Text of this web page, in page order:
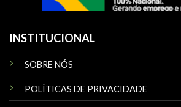
INSTITUCIONAL
SOBRE NÓS
POLÍTICAS DE PRIVACIDADE